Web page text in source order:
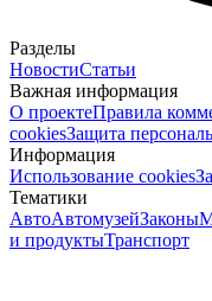
Разделы
НовостиСтатьи
Важная информация
О проектеПравила
cookiesЗащита
Информация
Использование cookies
Тематики
АвтоАвтомузейЗаконы
и продуктыТранспорт